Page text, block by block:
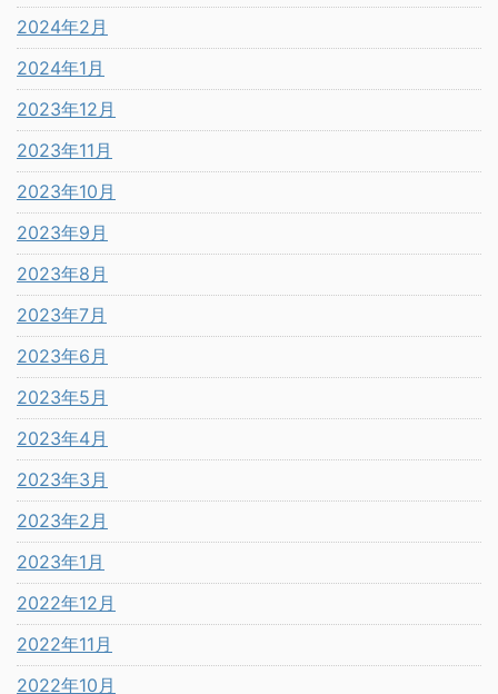
2024年2月
2024年1月
2023年12月
2023年11月
2023年10月
2023年9月
2023年8月
2023年7月
2023年6月
2023年5月
2023年4月
2023年3月
2023年2月
2023年1月
2022年12月
2022年11月
2022年10月